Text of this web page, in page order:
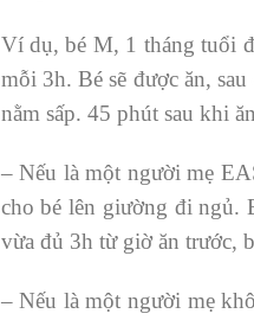
Ví dụ, bé M, 1 tháng tuổi
mỗi 3h. Bé sẽ được ăn,
nằm sấp. 45 phút sau khi
– Nếu là một người mẹ
cho bé lên giường đi ngủ.
vừa đủ 3h từ giờ ăn trước,
– Nếu là một người mẹ